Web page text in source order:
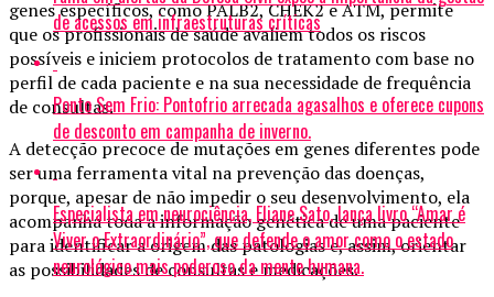
genes específicos, como PALB2, CHEK2 e ATM, permite
que os profissionais de saúde avaliem todos os riscos
possíveis e iniciem protocolos de tratamento com base no
perfil de cada paciente e na sua necessidade de frequência
de consultas.
A detecção precoce de mutações em genes diferentes pode
ser uma ferramenta vital na prevenção das doenças,
porque, apesar de não impedir o seu desenvolvimento, ela
acompanha toda a informação genética de uma paciente
para identificar a origem das patologias e, assim, orientar
as possibilidades de consultas e medicações.
de acessos em infraestruturas críticas
Ponto Sem Frio: Pontofrio arrecada agasalhos e oferece cupons
de desconto em campanha de inverno.
Especialista em neurociência, Eliane Sato, lança livro “Amar é
Viver o Extraordinário”, que defende o amor como o estado
neurológico mais poderoso da mente humana.